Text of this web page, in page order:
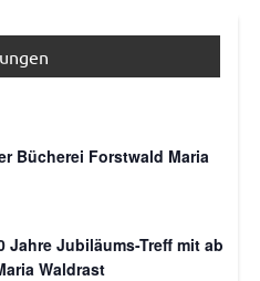
Bücherei Forstwald Maria
Jahre Jubiläums-Treff mit ab
Waldrast